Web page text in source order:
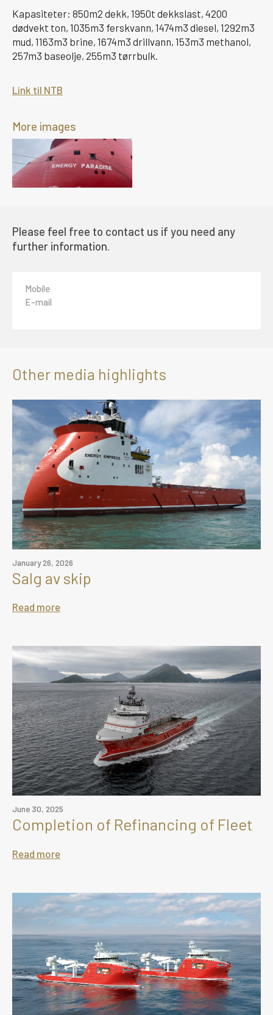
Kapasiteter: 850m2 dekk, 1950t dekkslast, 4200
dødvekt ton, 1035m3 ferskvann, 1474m3 diesel, 1292m3
mud, 1163m3 brine, 1674m3 drillvann, 153m3 methanol,
257m3 baseolje, 255m3 tørrbulk.
Link til NTB
More images
Please feel free to contact us if you need any
further information.
Mobile
E-mail
Other media highlights
January 26, 2026
Salg av skip
Read more
June 30, 2025
Completion of Refinancing of Fleet
Read more